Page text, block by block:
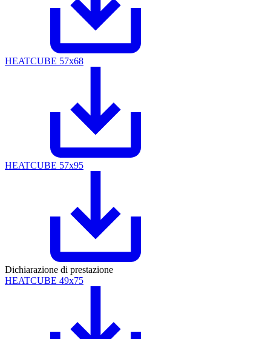
HEATCUBE 57x68
HEATCUBE 57x95
Dichiarazione di prestazione
HEATCUBE 49x75